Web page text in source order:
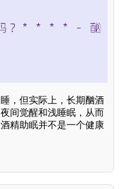
，但实际上，长期酗酒
间觉醒和浅睡眠，从而
精助眠并不是一个健康